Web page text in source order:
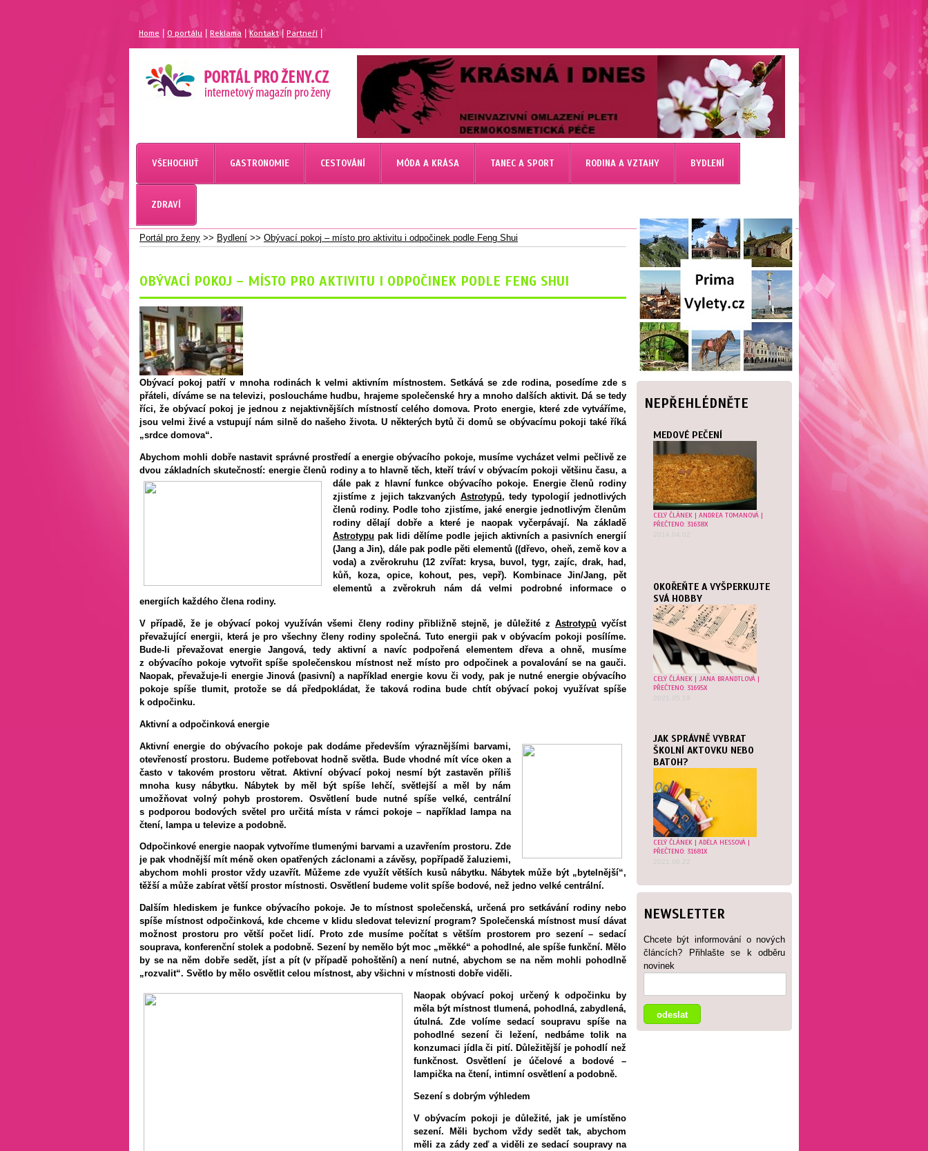
Home |O portálu Reklama Kontakt| Partneří
MAGAZÍN PRO ŽENY
PORTÁL PRO ŽENY.CZ
VŠEHOCHUŤ GASTRONOMIE CESTOVÁNÍ MÓDA A KRÁSA TANEC A SPORT RODINA A VZTAHY BYDLENÍ
ZDRAVÍ
NEPŘEHLÉDNĚTE
MEDOVÉ PEČENÍ
CELÝ ČLÁNEK | ANDREA TOMANOVÁ |
PŘEČTENO: 31638X
2014.04.02
OKOŘEŇTE A VYŠPERKUJTE
SVÁ HOBBY
CELÝ ČLÁNEK | JANA BRANDTLOVÁ |
PŘEČTENO: 31695X
2021.05.18
JAK SPRÁVNĚ VYBRAT
ŠKOLNÍ AKTOVKU NEBO
BATOH?
CELÝ ČLÁNEK | ADÉLA HESSOVÁ |
PŘEČTENO: 31681X
2021.06.22
NEWSLETTER
Chcete být informování o nových
článcích? Přihlašte se k odběru
novinek
Portál pro ženy >> Bydlení >> Obývací pokoj – místo pro aktivitu i odpočinek podle Feng Shui
OBÝVACÍ POKOJ – MÍSTO PRO AKTIVITU I ODPOČINEK PODLE FENG SHUI
Obývací pokoj patří v mnoha rodinách k velmi aktivním místnostem. Setkává se zde rodina, posedíme zde s
přáteli, díváme se na televizi, posloucháme hudbu, hrajeme společenské hry a mnoho dalších aktivit. Dá se tedy
říci, že obývací pokoj je jednou z nejaktivnějších místností celého domova. Proto energie, které zde vytváříme,
jsou velmi živé a vstupují nám silně do našeho života. U některých bytů či domů se obývacímu pokoji také říká
„srdce domova“.
Abychom mohli dobře nastavit správné prostředí a energie obývacího pokoje, musíme vycházet velmi pečlivě ze
dvou základních skutečností: energie členů rodiny a to hlavně těch, kteří tráví v obývacím pokoji většinu času, a
dále pak z hlavní funkce obývacího pokoje.
Energie členů rodiny
zjistíme z jejich takzvaných Astrotypů, tedy typologií jednotlivých
členů rodiny. Podle toho zjistíme, jaké energie jednotlivým členům
rodiny dělají dobře a které je naopak vyčerpávají. Na základě
Astrotypu pak lidi dělíme podle jejich aktivních a pasivních energií
(Jang a Jin), dále pak podle pěti elementů ((dřevo, oheň, země kov a
voda) a zvěrokruhu (12 zvířat: krysa, buvol, tygr, zajíc, drak, had,
kůň, koza, opice, kohout, pes, vepř). Kombinace Jin/Jang, pět
elementů a zvěrokruh nám dá velmi podrobné informace o
energiích každého člena rodiny.
V případě, že je obývací pokoj využíván všemi členy rodiny přibližně stejně, je důležité z Astrotypů vyčíst
převažující energii, která je pro všechny členy rodiny společná. Tuto energii pak v obývacím pokoji posílíme.
Bude-li převažovat energie Jangová, tedy aktivní a navíc podpořená elementem dřeva a ohně, musíme
z obývacího pokoje vytvořit spíše společenskou místnost než místo pro odpočinek a povalování se na gauči.
Naopak, převažuje-li energie Jinová (pasivní) a například energie kovu či vody, pak je nutné energie obývacího
pokoje spíše tlumit, protože se dá předpokládat, že taková rodina bude chtít obývací pokoj využívat spíše
k odpočinku.
Aktivní a odpočinková energie
Aktivní energie do obývacího pokoje pak dodáme především výraznějšími barvami,
otevřeností prostoru. Budeme potřebovat hodně světla. Bude vhodné mít více oken a
často v takovém prostoru větrat. Aktivní obývací pokoj nesmí být zastavěn příliš
mnoha kusy nábytku. Nábytek by měl být spíše lehčí, světlejší a měl by nám
umožňovat volný pohyb prostorem. Osvětlení bude nutné spíše velké, centrální
s podporou bodových světel pro určitá místa v rámci pokoje – například lampa na
čtení, lampa u televize a podobně.
Odpočinkové energie naopak vytvoříme tlumenými barvami a uzavřením prostoru. Zde
je pak vhodnější mít méně oken opatřených záclonami a závěsy, popřípadě žaluziemi,
abychom mohli prostor vždy uzavřít. Můžeme zde využít větších kusů nábytku. Nábytek může být „bytelnější“,
těžší a může zabírat větší prostor místnosti. Osvětlení budeme volit spíše bodové, než jedno velké centrální.
Dalším hlediskem je funkce obývacího pokoje. Je to místnost společenská, určená pro setkávání rodiny nebo
spíše místnost odpočinková, kde chceme v klidu sledovat televizní program? Společenská místnost musí dávat
možnost prostoru pro větší počet lidí. Proto zde musíme počítat s větším prostorem pro sezení – sedací
souprava, konferenční stolek a podobně. Sezení by nemělo být moc „měkké“ a pohodlné, ale spíše funkční. Mělo
by se na něm dobře sedět, jíst a pít (v případě pohoštění) a není nutné, abychom se na něm mohli pohodlně
„rozvalit“. Světlo by mělo osvětlit celou místnost, aby všichni v místnosti dobře viděli.
Naopak obývací pokoj určený k odpočinku
by
měla být místnost tlumená, pohodlná, zabydlená,
útulná. Zde volíme sedací soupravu spíše na
pohodlné sezení či ležení, nedbáme tolik na
konzumaci jídla či pití. Důležitější je pohodlí než
funkčnost. Osvětlení je účelové a bodové –
lampička na čtení, intimní osvětlení a podobně.
Sezení s dobrým výhledem
V obývacím pokoji je důležité, jak je umístěno
sezení. Měli bychom vždy sedět tak, abychom
měli za zády zeď a viděli ze sedací soupravy na